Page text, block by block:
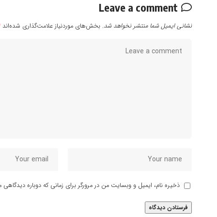
Leave a comment
نشانی ایمیل شما منتشر نخواهد شد. بخش‌های موردنیاز علامت‌گذاری شده‌اند
ذخیره نام، ایمیل و وبسایت من در مرورگر برای زمانی که دوباره